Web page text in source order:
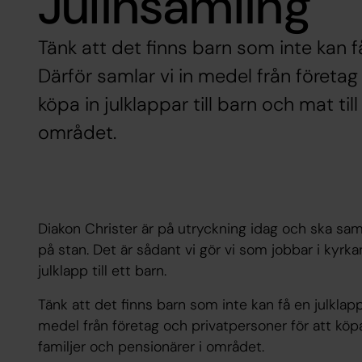
Tänk att det finns barn som inte kan
Därför samlar vi in medel från
köpa in julklappar till barn och mat
området.
Diakon Christer är på utryckning idag och ska
på stan. Det är sådant vi gör vi som jobbar i
julklapp till ett barn.
Tänk att det finns barn som inte kan få en
medel från företag och privatpersoner för att
familjer och pensionärer i området.